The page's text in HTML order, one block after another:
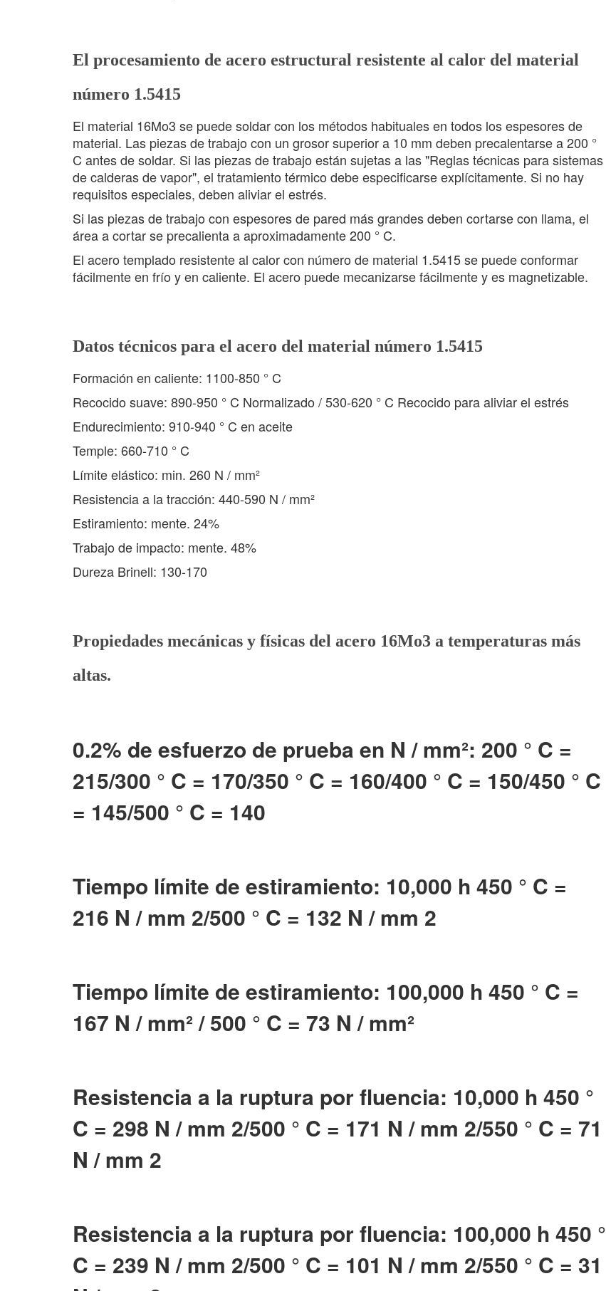
El procesamiento de acero estructural resistente al calor del material
número 1.5415
El material 16Mo3 se puede soldar con los métodos habituales en todos los espesores de
material. Las piezas de trabajo con un grosor superior a 10 mm deben precalentarse a 200 °
C antes de soldar. Si las piezas de trabajo están sujetas a las "Reglas técnicas para sistemas
de calderas de vapor", el tratamiento térmico debe especificarse explícitamente. Si no hay
requisitos especiales, deben aliviar el estrés.
Si las piezas de trabajo con espesores de pared más grandes deben cortarse con llama, el
área a cortar se precalienta a aproximadamente 200 ° C.
El acero templado resistente al calor con número de material 1.5415 se puede conformar
fácilmente en frío y en caliente. El acero puede mecanizarse fácilmente y es magnetizable.
Datos técnicos para el acero del material número 1.5415
Formación en caliente: 1100-850 ° C
Recocido suave: 890-950 ° C Normalizado / 530-620 ° C Recocido para aliviar el estrés
Endurecimiento: 910-940 ° C en aceite
Temple: 660-710 ° C
Límite elástico: min. 260 N / mm²
Resistencia a la tracción: 440-590 N / mm²
Estiramiento: mente. 24%
Trabajo de impacto: mente. 48%
Dureza Brinell: 130-170
Propiedades mecánicas y físicas del acero 16Mo3 a temperaturas más
altas.
0.2% de esfuerzo de prueba en N / mm²: 200 ° C =
215/300 ° C = 170/350 ° C = 160/400 ° C = 150/450 ° C
= 145/500 ° C = 140
Tiempo límite de estiramiento: 10,000 h 450 ° C =
216 N / mm 2/500 ° C = 132 N / mm 2
Tiempo límite de estiramiento: 100,000 h 450 ° C =
167 N / mm² / 500 ° C = 73 N / mm²
Resistencia a la ruptura por fluencia: 10,000 h 450 °
C = 298 N / mm 2/500 ° C = 171 N / mm 2/550 ° C = 71
N / mm 2
Resistencia a la ruptura por fluencia: 100,000 h 450 °
C = 239 N / mm 2/500 ° C = 101 N / mm 2/550 ° C = 31